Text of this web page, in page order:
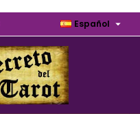
Español 